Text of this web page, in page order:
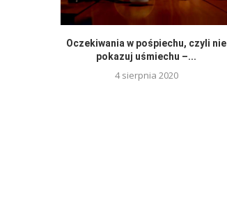
Oczekiwania w pośpiechu, czyli nie
pokazuj uśmiechu –...
4 sierpnia 2020